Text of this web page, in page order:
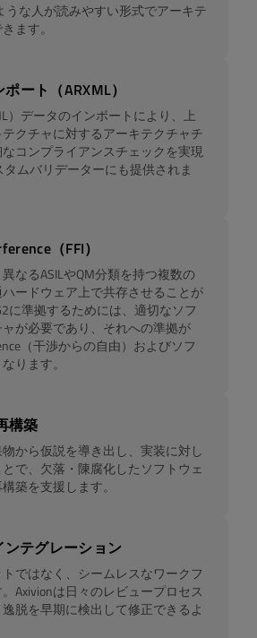
うな人が読みやすい形式でアーキテ
ます。
ート（ARXML）
）データのインポートにより、上
クチャに対するアーキテクチャチ
コンプライアンスチェックを実現
タムバリデーターにも提供されま
（FFI）
なるASILやQM分類を持つ複数の
ードウェア上で共存させることが
に準拠するためには、適切なソフ
が必要であり、それへの準拠が
（干渉からの自由）およびソフ
ります。
構築
から仮説を導き出し、実装に対し
で、欠落・陳腐化したソフトウェ
築を支援します。
ンテグレーション
ではなく、シームレスなワークフ
Axivionは日々のレビュープロセス
脱を早期に検出して修正できるよ